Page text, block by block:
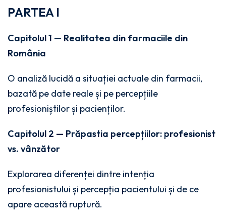
PARTEA I
Capitolul 1 — Realitatea din farmaciile din
România
O analiză lucidă a situației actuale din farmacii,
bazată pe date reale și pe percepțiile
profesioniștilor și pacienților.
Capitolul 2 — Prăpastia percepțiilor: profesionist
vs. vânzător
Explorarea diferenței dintre intenția
profesionistului și percepția pacientului și de ce
apare această ruptură.